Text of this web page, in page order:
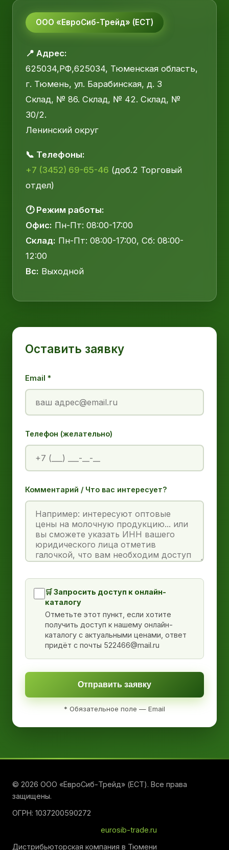
ООО «ЕвроСиб-Трейд» (ЕСТ)
📍 Адрес:
625034,РФ,625034, Тюменская область,
г. Тюмень, ул. Барабинская, д. 3
Склад, № 86. Склад, № 42. Склад, №
30/2.
Ленинский округ
📞 Телефоны:
+7 (3452) 69-65-46 (доб.2 Торговый
отдел)
🕐 Режим работы:
Офис: Пн-Пт: 08:00-17:00
Склад: Пн-Пт: 08:00-17:00, Сб: 08:00-
12:00
Вс: Выходной
Оставить заявку
Email *
Телефон (желательно)
Комментарий / Что вас интересует?
🛒 Запросить доступ к онлайн-
каталогу
Отметьте этот пункт, если хотите
получить доступ к нашему онлайн-
каталогу с актуальными ценами, ответ
придёт с почты 522466@mail.ru
Отправить заявку
* Обязательное поле — Email
© 2026 ООО «ЕвроСиб-Трейд» (ЕСТ). Все права
защищены.
ОГРН: 1037200590272
eurosib-trade.ru
Дистрибьюторская компания в Тюмени